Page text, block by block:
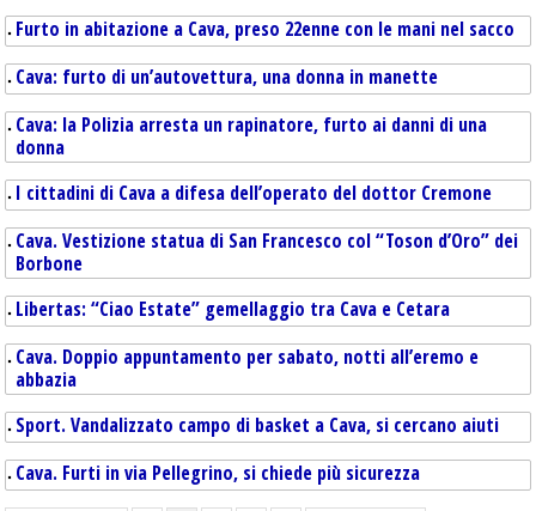
Furto in abitazione a Cava, preso 22enne con le mani nel sacco
Cava: furto di un’autovettura, una donna in manette
Cava: la Polizia arresta un rapinatore, furto ai danni di una
donna
I cittadini di Cava a difesa dell’operato del dottor Cremone
Cava. Vestizione statua di San Francesco col “Toson d’Oro” dei
Borbone
Libertas: “Ciao Estate” gemellaggio tra Cava e Cetara
Cava. Doppio appuntamento per sabato, notti all’eremo e
abbazia
Sport. Vandalizzato campo di basket a Cava, si cercano aiuti
Cava. Furti in via Pellegrino, si chiede più sicurezza